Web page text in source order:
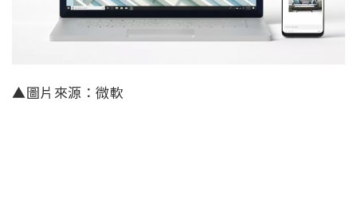
▲圖片來源：微軟